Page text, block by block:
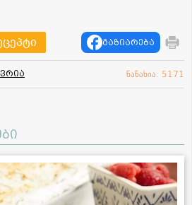
გაზიარება
ნანახია: 5171